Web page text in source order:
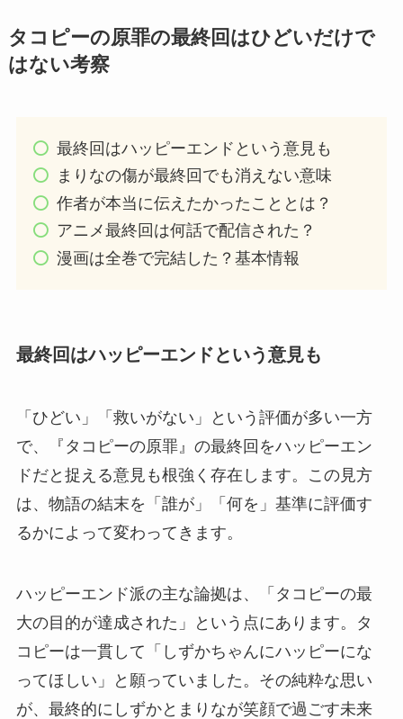
タコピーの原罪の最終回はひどいだけで
はない考察
最終回はハッピーエンドという意見も
まりなの傷が最終回でも消えない意味
作者が本当に伝えたかったこととは？
アニメ最終回は何話で配信された？
漫画は全巻で完結した？基本情報
最終回はハッピーエンドという意見も
「ひどい」「救いがない」という評価が多い一方
で、『タコピーの原罪』の最終回をハッピーエン
ドだと捉える意見も根強く存在します。この見方
は、物語の結末を「誰が」「何を」基準に評価す
るかによって変わってきます。
ハッピーエンド派の主な論拠は、「タコピーの最
大の目的が達成された」という点にあります。タ
コピーは一貫して「しずかちゃんにハッピーにな
ってほしい」と願っていました。その純粋な思い
が、最終的にしずかとまりなが笑顔で過ごす未来